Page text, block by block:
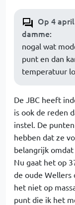
Op 4
damme:
nogal wat
punt en dan
temperatuur
De JBC heeft
is ook de reden
instel. De
hebben dat ze
belangrijk
Nu gaat het op
de oude Wellers
het niet op
punt die ik het